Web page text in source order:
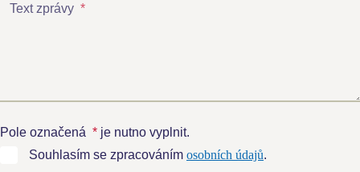
Text zprávy *
Pole označená * je nutno vyplnit.
SouhlasímSouhlasím se zpracováním osobních údajů.